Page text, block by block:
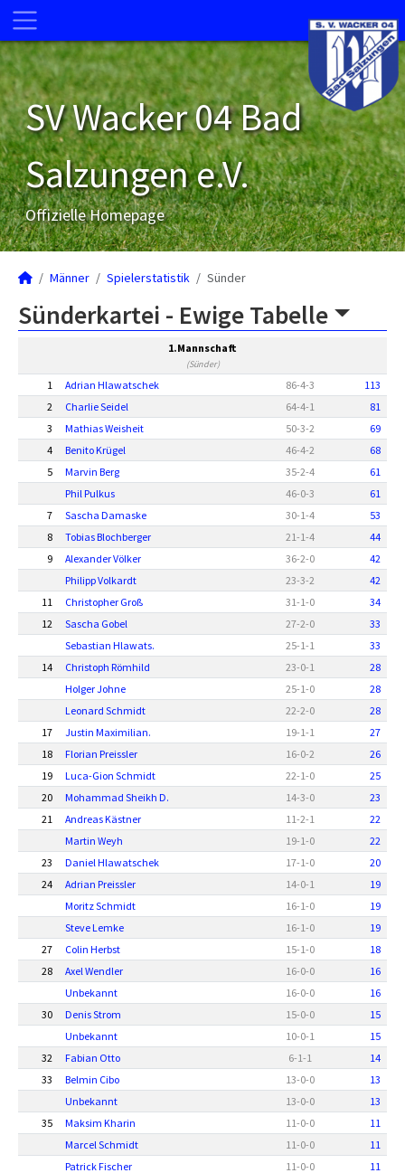
SV Wacker 04 Bad
Salzungen e.V.
Offizielle Homepage
Männer Spielerstatistik Sünder
Sünderkartei - Ewige Tabelle
1.Mannschaft
(Sünder)
1 Adrian Hlawatschek 86-4-3
113
2
Charlie Seidel 64-4-1
81
3
Mathias Weisheit 50-3-2
69
4
Benito Krügel 46-4-2
68
5
Marvin Berg 35-2-4
61
Phil Pulkus
46-0-3
61
7
Sascha Damaske 30-1-4
53
8
Tobias Blochberger 21-1-4
44
9
Alexander Völker 36-2-0
42
Philipp Volkardt
23-3-2
42
11
Christopher Groß 31-1-0
34
12
Sascha Gobel 27-2-0
33
Sebastian Hlawats.
25-1-1
33
14
Christoph Römhild 23-0-1
28
Holger Johne
25-1-0
28
Leonard Schmidt
22-2-0
28
17
Justin Maximilian. 19-1-1
27
18
Florian Preissler 16-0-2
26
19
Luca-Gion Schmidt 22-1-0
25
20
Mohammad Sheikh D. 14-3-0
23
21
Andreas Kästner 11-2-1
22
Martin Weyh
19-1-0
22
23
Daniel Hlawatschek 17-1-0
20
24
Adrian Preissler 14-0-1
19
Moritz Schmidt
16-1-0
19
Steve Lemke
16-1-0
19
27
Colin Herbst 15-1-0
18
28
Axel Wendler 16-0-0
16
Unbekannt
16-0-0
16
30
Denis Strom 15-0-0
15
Unbekannt
10-0-1
15
32
Fabian Otto 6-1-1
14
33
Belmin Cibo 13-0-0
13
Unbekannt
13-0-0
13
35
Maksim Kharin 11-0-0
11
Marcel Schmidt
11-0-0
11
Patrick Fischer
11-0-0
11